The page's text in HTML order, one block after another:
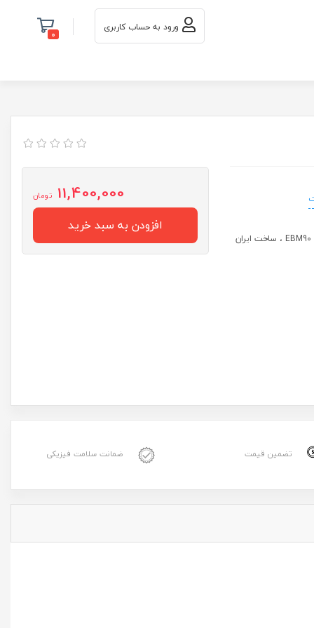
ورود به حساب کاربری 0
11,400,000 تومان
افزودن به سبد خرید
تضمین قیمت ضمانت سلامت فیزیکی